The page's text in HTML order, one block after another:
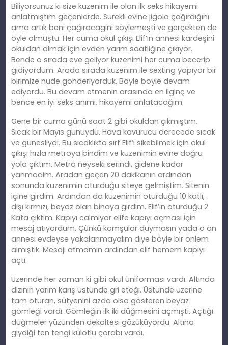
Biliyorsunuz ki size kuzenim ile olan ilk seks hikayemi
anlatmıştım geçenlerde. Sürekli evine jigolo çağırdığını
ama artık beni çağıracagini söylemeşti ve gerçekten de
öyle olmuştu. Her cuma okul çıkışı Elif’in annesi kardeşini
okuldan almak için evden yarım saatliğine çıkıyor.
Bende o sırada eve geliyor kuzenimi her cuma becerip
gidiyordum. Arada sırada kuzenim ile sexting yapıyor bir
birimize nude gönderiyorduk. Böyle böyle devam
ediyordu. Bu devam etmenin arasında en ilginç ve
bence en iyi seks anımı, hikayemi anlatacağım.
Gene bir cuma günü saat 2 gibi okuldan çıkmıştım.
Sıcak bir Mayıs günüydü. Hava kavurucu derecede sıcak
ve gunesliydi. Bu sıcaklıkta sırf Elif’i sikebilmek için okul
çıkışı hızla metroya bindim ve kuzenimin evine doğru
yola çıktım. Metro neyseki serindi, gidene kadar
yanmadim. Aradan geçen 20 dakikanın ardından
sonunda kuzenimin oturduğu siteye gelmiştim. Sitenin
içine girdim. Ardından da kuzenimin oturduğu 10 katlı,
dışı kırmızı, beyaz olan binaya girdim. Elif’in oturduğu 2.
Kata çıktım. Kapıyı calmiyor elife kapıyı açması için
mesaj atıyordum. Çünkü komşular duymasın yada o an
annesi evdeyse yakalanmayalim diye böyle bir önlem
almıştık. Mesajı atmamin ardindan elif hemem kapıyı
açtı.
Üzerinde her zaman ki gibi okul üniforması vardı. Altında
dizinin yarım karış üstünde gri eteği. Üstünde üzerine
tam oturan, sütyenini azda olsa gösteren beyaz
gömleği vardı. Gömleğin ilk iki düğmesini açmışti. Açtığı
düğmeler yüzünden dekoltesi gözüküyordu. Altına
giydiği ten tengi külotlu çorabı vardı.